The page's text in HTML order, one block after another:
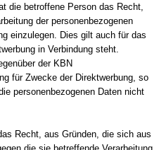
die betroffene Person das Recht,
der personenbezogenen
einzulegen. Dies gilt auch für das
in Verbindung steht.
der KBN
für Zwecke der Direktwerbung, so
personenbezogenen Daten nicht
Recht, aus Gründen, die sich aus